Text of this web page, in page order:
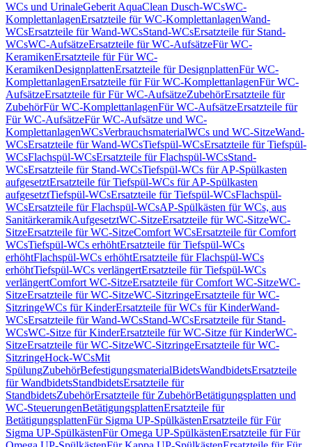
WCs und UrinaleGeberit AquaClean Dusch-WCsWC-
KomplettanlagenErsatzteile für WC-KomplettanlagenWand-
WCsErsatzteile für Wand-WCsStand-WCsErsatzteile für Stand-
WCsWC-AufsätzeErsatzteile für WC-AufsätzeFür WC-
KeramikenErsatzteile für Für WC-
KeramikenDesignplattenErsatzteile für DesignplattenFür WC-
KomplettanlagenErsatzteile für Für WC-KomplettanlagenFür WC-
AufsätzeErsatzteile für Für WC-AufsätzeZubehörErsatzteile für
ZubehörFür WC-KomplettanlagenFür WC-AufsätzeErsatzteile für
Für WC-AufsätzeFür WC-Aufsätze und WC-
KomplettanlagenWCsVerbrauchsmaterialWCs und WC-SitzeWand-
WCsErsatzteile für Wand-WCsTiefspül-WCsErsatzteile für Tiefspül-
WCsFlachspül-WCsErsatzteile für Flachspül-WCsStand-
WCsErsatzteile für Stand-WCsTiefspül-WCs für AP-Spülkasten
aufgesetztErsatzteile für Tiefspül-WCs für AP-Spülkasten
aufgesetztTiefspül-WCsErsatzteile für Tiefspül-WCsFlachspül-
WCsErsatzteile für Flachspül-WCsAP-Spülkästen für WCs, aus
SanitärkeramikAufgesetztWC-SitzeErsatzteile für WC-SitzeWC-
SitzeErsatzteile für WC-SitzeComfort WCsErsatzteile für Comfort
WCsTiefspül-WCs erhöhtErsatzteile für Tiefspül-WCs
erhöhtFlachspül-WCs erhöhtErsatzteile für Flachspül-WCs
erhöhtTiefspül-WCs verlängertErsatzteile für Tiefspül-WCs
verlängertComfort WC-SitzeErsatzteile für Comfort WC-SitzeWC-
SitzeErsatzteile für WC-SitzeWC-SitzringeErsatzteile für WC-
SitzringeWCs für KinderErsatzteile für WCs für KinderWand-
WCsErsatzteile für Wand-WCsStand-WCsErsatzteile für Stand-
WCsWC-Sitze für KinderErsatzteile für WC-Sitze für KinderWC-
SitzeErsatzteile für WC-SitzeWC-SitzringeErsatzteile für WC-
SitzringeHock-WCsMit
SpülungZubehörBefestigungsmaterialBidetsWandbidetsErsatzteile
für WandbidetsStandbidetsErsatzteile für
StandbidetsZubehörErsatzteile für ZubehörBetätigungsplatten und
WC-SteuerungenBetätigungsplattenErsatzteile für
BetätigungsplattenFür Sigma UP-SpülkästenErsatzteile für Für
Sigma UP-SpülkästenFür Omega UP-SpülkästenErsatzteile für Für